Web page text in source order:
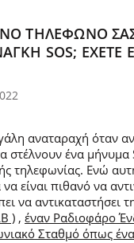
ΤΗΛΈΦΩΝΌ
SOS; ΈΧΕΤΕ
αναταραχή όταν
στέλνουν ένα
τηλεφωνίας. Ενώ
είναι πιθανό να
να
) , έναν Ραδιοφάρο
Σταθμό όπως